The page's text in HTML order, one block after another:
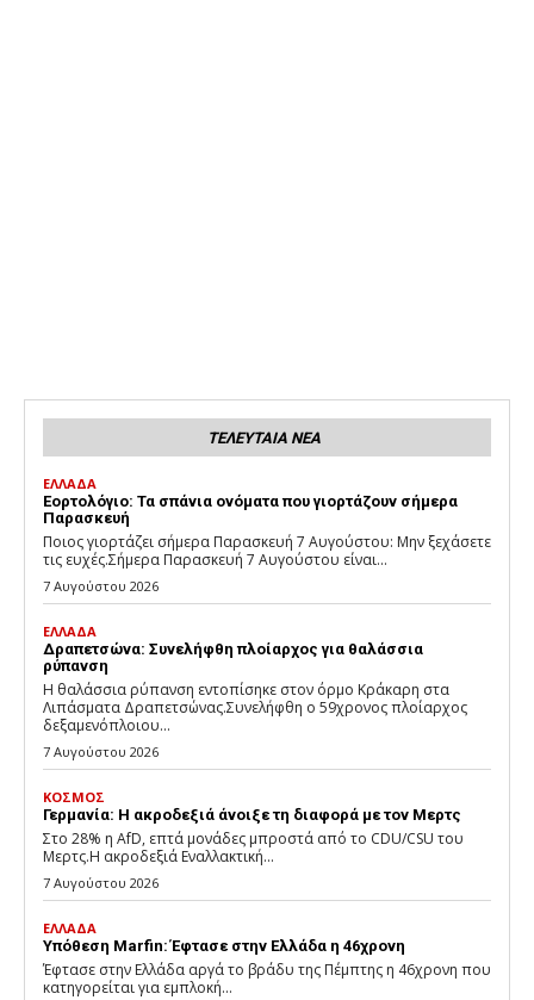
ΤΕΛΕΥΤΑΙΑ ΝΕΑ
ΕΛΛΑΔΑ
Εορτολόγιο: Τα σπάνια ονόματα που γιορτάζουν σήμερα
Παρασκευή
Ποιος γιορτάζει σήμερα Παρασκευή 7 Αυγούστου: Μην ξεχάσετε
τις ευχές.Σήμερα Παρασκευή 7 Αυγούστου είναι...
7 Αυγούστου 2026
ΕΛΛΑΔΑ
Δραπετσώνα: Συνελήφθη πλοίαρχος για θαλάσσια
ρύπανση
Η θαλάσσια ρύπανση εντοπίσηκε στον όρμο Κράκαρη στα
Λιπάσματα Δραπετσώνας.Συνελήφθη ο 59χρονος πλοίαρχος
δεξαμενόπλοιου...
7 Αυγούστου 2026
ΚΟΣΜΟΣ
Γερμανία: Η ακροδεξιά άνοιξε τη διαφορά με τον Μερτς
Στο 28% η AfD, επτά μονάδες μπροστά από το CDU/CSU του
Μερτς.Η ακροδεξιά Εναλλακτική...
7 Αυγούστου 2026
ΕΛΛΑΔΑ
Υπόθεση Marfin: Έφτασε στην Ελλάδα η 46χρονη
Έφτασε στην Ελλάδα αργά το βράδυ της Πέμπτης η 46χρονη που
κατηγορείται για εμπλοκή...